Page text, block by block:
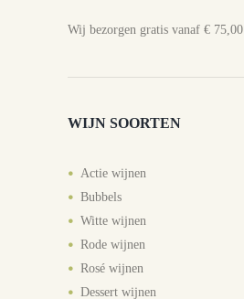
Wij bezorgen gratis vanaf € 75,00
WIJN SOORTEN
Actie wijnen
Bubbels
Witte wijnen
Rode wijnen
Rosé wijnen
Dessert wijnen